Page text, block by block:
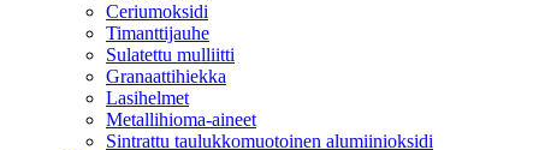
Ceriumoksidi
Timanttijauhe
Sulatettu mulliitti
Granaattihiekka
Lasihelmet
Metallihioma-aineet
Sintrattu taulukkomuotoinen alumiinioksidi